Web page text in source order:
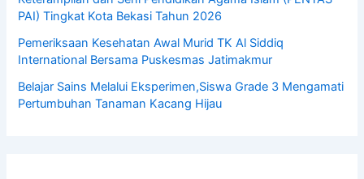
PAI) Tingkat Kota Bekasi Tahun 2026
Pemeriksaan Kesehatan Awal Murid TK Al Siddiq
International Bersama Puskesmas Jatimakmur
Belajar Sains Melalui Eksperimen,Siswa Grade 3 Mengamati
Pertumbuhan Tanaman Kacang Hijau